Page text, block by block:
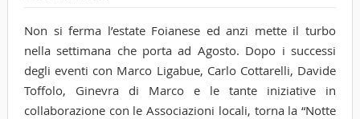
Non si ferma l’estate Foianese ed anzi mette il turbo
nella settimana che porta ad Agosto. Dopo i successi
degli eventi con Marco Ligabue, Carlo Cottarelli, Davide
Toffolo, Ginevra di Marco e le tante iniziative in
collaborazione con le Associazioni locali, torna la “Notte